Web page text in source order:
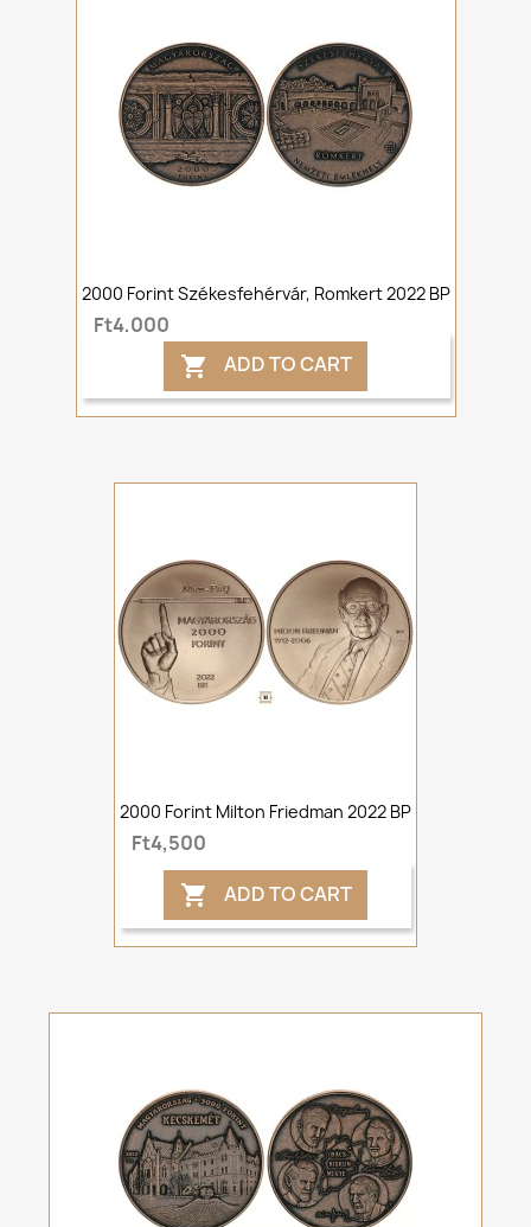
2000 Forint Székesfehérvár, Romkert 2022 BP
Ft4,000
 ADD TO CART
2000 Forint Milton Friedman 2022 BP
Ft4,500
 ADD TO CART